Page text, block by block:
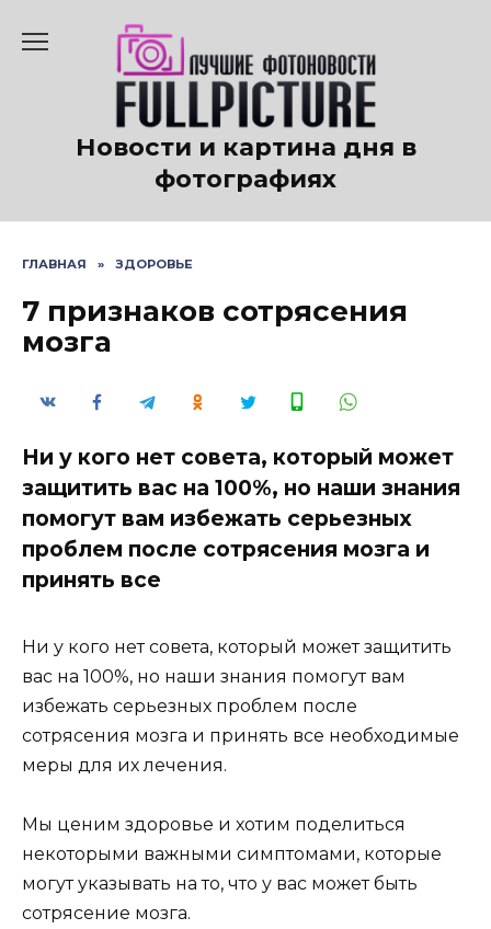
содержанию
Новости и картина дня в
фотографиях
ГЛАВНАЯ » ЗДОРОВЬЕ
7 признаков сотрясения
мозга
Ни у кого нет совета, который может
защитить вас на 100%, но наши знания
помогут вам избежать серьезных
проблем после сотрясения мозга и
принять все
Ни у кого нет совета, который может защитить
вас на 100%, но наши знания помогут вам
избежать серьезных проблем после
сотрясения мозга и принять все необходимые
меры для их лечения.
Мы ценим здоровье и хотим поделиться
некоторыми важными симптомами, которые
могут указывать на то, что у вас может быть
сотрясение мозга.